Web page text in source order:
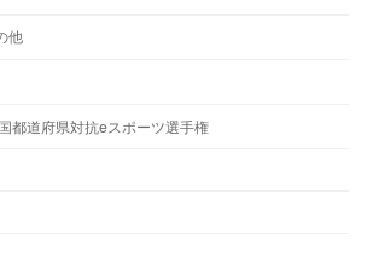
他
都道府県対抗eスポーツ選手権